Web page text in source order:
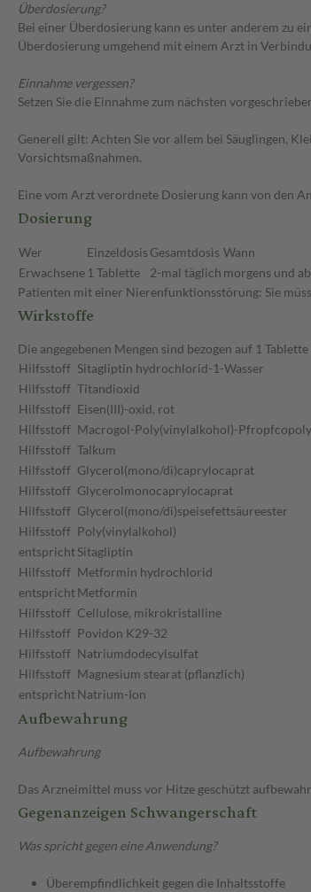
Überdosierung?
Bei einer Überdosierung kann es unter anderem zu
Überdosierung umgehend mit einem Arzt in
Einnahme vergessen?
Setzen Sie die Einnahme zum nächsten
Generell gilt: Achten Sie vor allem bei Säuglingen,
Vorsichtsmaßnahmen.
Eine vom Arzt verordnete Dosierung kann von den
Dosierung
Wer Einzeldosis Gesamtdosis Wann
Erwachsene 1 Tablette 2-mal täglich morgens und
Patienten mit einer Nierenfunktionsstörung: Sie
Wirkstoffe
Die angegebenen Mengen sind bezogen auf 1 Tablette
Hilfsstoff Sitagliptin hydrochlorid-1-Wasser
Hilfsstoff Titandioxid
Hilfsstoff Eisen(III)-oxid, rot
Hilfsstoff Macrogol-Poly(vinylalkohol)-
Hilfsstoff Talkum
Hilfsstoff Glycerol(mono/di)caprylocaprat
Hilfsstoff Glycerolmonocaprylocaprat
Hilfsstoff Glycerol(mono/di)speisefettsäureester
Hilfsstoff Poly(vinylalkohol)
entsprichtSitagliptin
Hilfsstoff Metformin hydrochlorid
entsprichtMetformin
Hilfsstoff Cellulose, mikrokristalline
Hilfsstoff Povidon K29-32
Hilfsstoff Natriumdodecylsulfat
Hilfsstoff Magnesium stearat (pflanzlich)
entsprichtNatrium-Ion
Aufbewahrung
Aufbewahrung
Das Arzneimittel muss vor Hitze geschützt
Gegenanzeigen Schwangerschaft
Was spricht gegen eine Anwendung?
Überempfindlichkeit gegen die Inhaltsstoffe